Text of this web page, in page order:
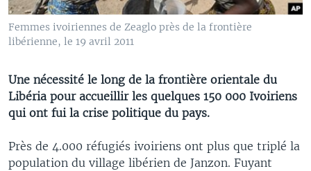
Femmes ivoiriennes de Zeaglo près de la frontière
libérienne, le 19 avril 2011
Une nécessité le long de la frontière orientale du
Libéria pour accueillir les quelques 150 000 Ivoiriens
qui ont fui la crise politique du pays.
Près de 4.000 réfugiés ivoiriens ont plus que triplé la
population du village libérien de Janzon. Fuyant